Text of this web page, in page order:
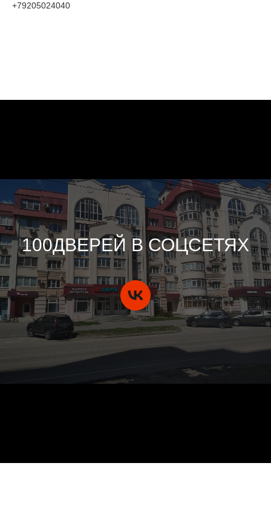
+79205024040
100ДВЕРЕЙ В СОЦСЕТЯХ